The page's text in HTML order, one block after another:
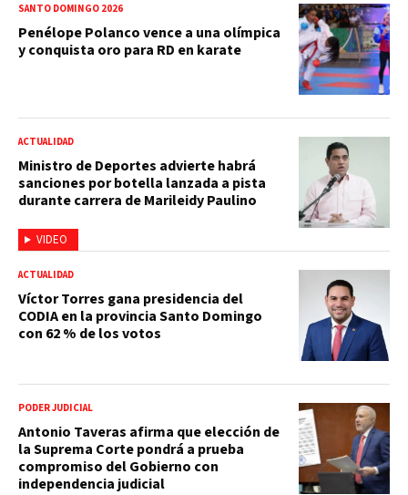
SANTO DOMINGO 2026
Penélope Polanco vence a una olímpica
y conquista oro para RD en karate
VIDEO
ACTUALIDAD
Ministro de Deportes advierte habrá
sanciones por botella lanzada a pista
durante carrera de Marileidy Paulino
ACTUALIDAD
Víctor Torres gana presidencia del
CODIA en la provincia Santo Domingo
con 62 % de los votos
PODER JUDICIAL
Antonio Taveras afirma que elección de
la Suprema Corte pondrá a prueba
compromiso del Gobierno con
independencia judicial